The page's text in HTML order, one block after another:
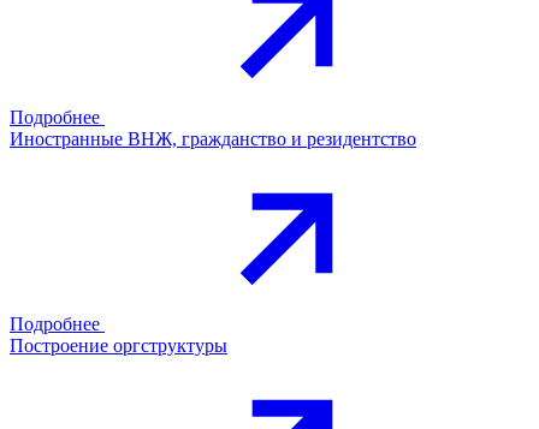
Подробнее
Иностранные ВНЖ, гражданство и резидентство
Подробнее
Построение оргструктуры